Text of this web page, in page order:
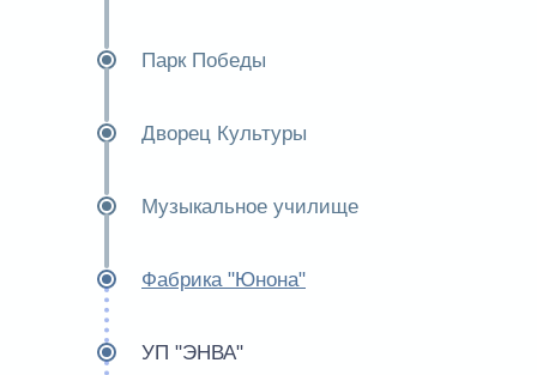
Парк Победы
Дворец Культуры
Музыкальное училище
Фабрика "Юнона"
УП "ЭНВА"